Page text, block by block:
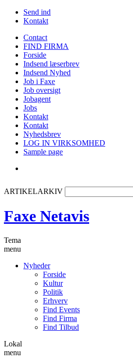
Send ind
Kontakt
Contact
FIND FIRMA
Forside
Indsend læserbrev
Indsend Nyhed
Job i Faxe
Job oversigt
Jobagent
Jobs
Kontakt
Kontakt
Nyhedsbrev
LOG IN VIRKSOMHED
Sample page
ARTIKELARKIV
Faxe Netavis
Tema
menu
Nyheder
Forside
Kultur
Politik
Erhverv
Find Events
Find Firma
Find Tilbud
Lokal
menu